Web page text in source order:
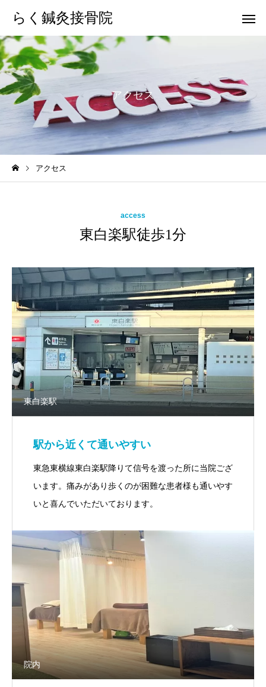
らく鍼灸接骨院
KB Finger パーフェクト
アクセス
アクセス
access
東白楽駅徒歩1分
東白楽駅
駅から近くて通いやすい
東急東横線東白楽駅降りて信号を渡った所に当院ござ
います。痛みがあり歩くのが困難な患者様も通いやす
いと喜んでいただいております。
院内